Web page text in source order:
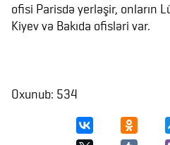
ofisi Parisdə yerləşir, onların
Kiyev və Bakıda ofisləri var.
Oxunub: 534